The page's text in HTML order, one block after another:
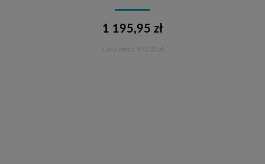
1 195,95 zł
972,32 zł